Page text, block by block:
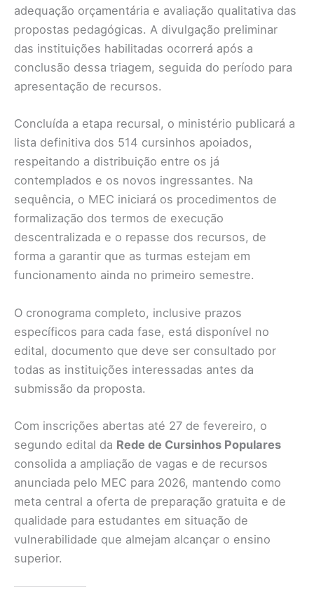
adequação orçamentária e avaliação qualitativa das
propostas pedagógicas. A divulgação preliminar
das instituições habilitadas ocorrerá após a
conclusão dessa triagem, seguida do período para
apresentação de recursos.
Concluída a etapa recursal, o ministério publicará a
lista definitiva dos 514 cursinhos apoiados,
respeitando a distribuição entre os já
contemplados e os novos ingressantes. Na
sequência, o MEC iniciará os procedimentos de
formalização dos termos de execução
descentralizada e o repasse dos recursos, de
forma a garantir que as turmas estejam em
funcionamento ainda no primeiro semestre.
O cronograma completo, inclusive prazos
específicos para cada fase, está disponível no
edital, documento que deve ser consultado por
todas as instituições interessadas antes da
submissão da proposta.
Com inscrições abertas até 27 de fevereiro, o
segundo edital da Rede de Cursinhos Populares
consolida a ampliação de vagas e de recursos
anunciada pelo MEC para 2026, mantendo como
meta central a oferta de preparação gratuita e de
qualidade para estudantes em situação de
vulnerabilidade que almejam alcançar o ensino
superior.